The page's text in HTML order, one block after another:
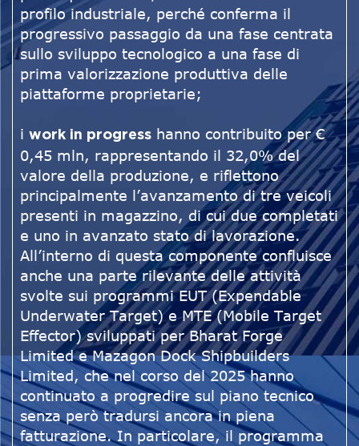
profilo industriale, perché conferma il
progressivo passaggio da una fase centrata
sullo sviluppo tecnologico a una fase di
prima valorizzazione produttiva delle
piattaforme proprietarie;
i work in progress hanno contribuito per €
0,45 mln, rappresentando il 32,0% del
valore della produzione, e riflettono
principalmente l’avanzamento di tre veicoli
presenti in magazzino, di cui due completati
e uno in avanzato stato di lavorazione.
All’interno di questa componente confluisce
anche una parte rilevante delle attività
svolte sui programmi EUT (Expendable
Underwater Target) e MTE (Mobile Target
Effector) sviluppati per Bharat Forge
Limited e Mazagon Dock Shipbuilders
Limited, che nel corso del 2025 hanno
continuato a progredire sul piano tecnico
senza però tradursi ancora in piena
fatturazione. In particolare, il programma